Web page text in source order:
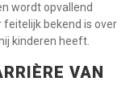
wordt opvallend
feitelijk bekend is over
kinderen heeft.
VAN